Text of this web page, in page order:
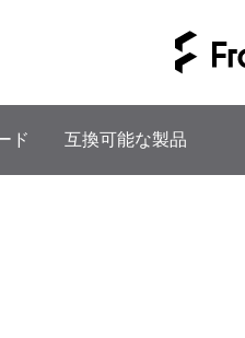
ド 互換可能な製品